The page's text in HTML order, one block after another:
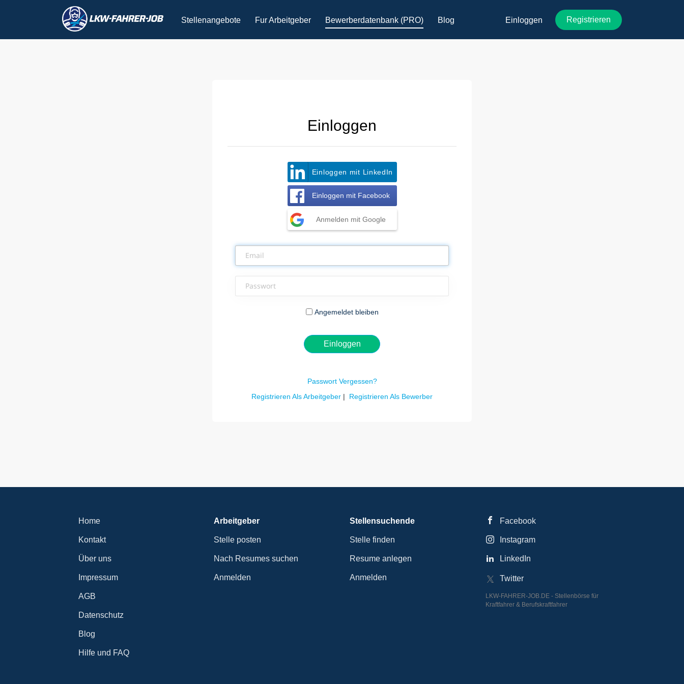
Einloggen Registrieren
Stellenangebote Fur Arbeitgeber Bewerberdatenbank (PRO) Blog
Einloggen
Einloggen mit LinkedIn
Einloggen mit Facebook
Anmelden mit Google
Angemeldet bleiben
Passwort Vergessen?
Registrieren Als Arbeitgeber | Registrieren Als Bewerber
Home
Kontakt
Über uns
Impressum
AGB
Datenschutz
Blog
Hilfe und FAQ
Arbeitgeber
Stelle posten
Nach Resumes suchen
Anmelden
Stellensuchende
Stelle finden
Resume anlegen
Anmelden
Facebook
Instagram
LinkedIn
Twitter
LKW-FAHRER-JOB.DE - Stellenbörse für
Kraftfahrer & Berufskraftfahrer